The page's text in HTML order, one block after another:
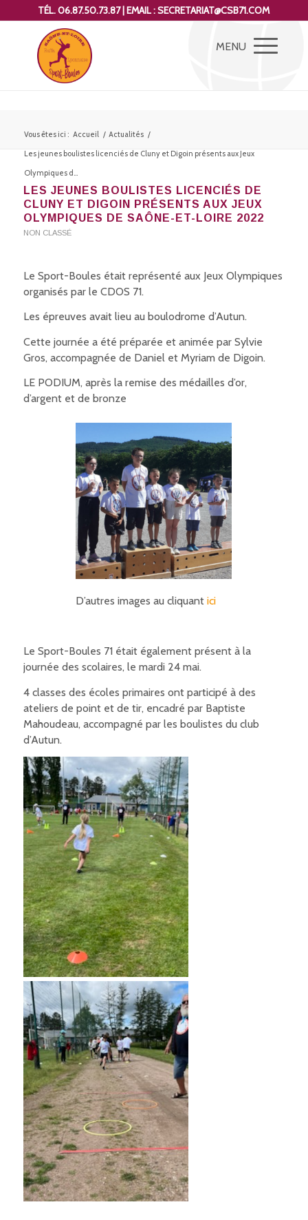
TÉL. 06.87.50.73.87 | EMAIL : SECRETARIAT@CSB71.COM
Vous êtes ici : Accueil / Actualités /
Les jeunes boulistes licenciés de Cluny et Digoin présents aux Jeux
Olympiques d...
LES JEUNES BOULISTES LICENCIÉS DE
CLUNY ET DIGOIN PRÉSENTS AUX JEUX
OLYMPIQUES DE SAÔNE-ET-LOIRE 2022
NON CLASSÉ
Le Sport-Boules était représenté aux Jeux Olympiques
organisés par le CDOS 71.
Les épreuves avait lieu au boulodrome d’Autun.
Cette journée a été préparée et animée par Sylvie
Gros, accompagnée de Daniel et Myriam de Digoin.
LE PODIUM, après la remise des médailles d’or,
d’argent et de bronze
D’autres images au cliquant ici
Le Sport-Boules 71 était également présent à la
journée des scolaires, le mardi 24 mai.
4 classes des écoles primaires ont participé à des
ateliers de point et de tir, encadré par Baptiste
Mahoudeau, accompagné par les boulistes du club
d’Autun.